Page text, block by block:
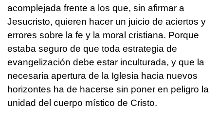
acomplejada frente a los que, sin afirmar a
Jesucristo, quieren hacer un juicio de aciertos y
errores sobre la fe y la moral cristiana. Porque
estaba seguro de que toda estrategia de
evangelización debe estar inculturada, y que la
necesaria apertura de la Iglesia hacia nuevos
horizontes ha de hacerse sin poner en peligro la
unidad del cuerpo místico de Cristo.